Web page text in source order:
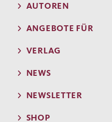
AUTOREN
ANGEBOTE FÜR
VERLAG
NEWS
NEWSLETTER
SHOP